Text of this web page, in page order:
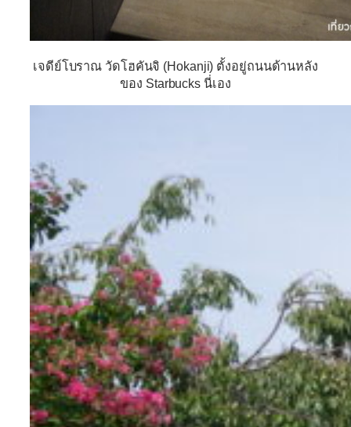
เจดีย์โบราณ วัดโฮคันจิ (Hokanji) ตั้งอยู่ถนนด้านหลัง
ของ Starbucks นี่เอง